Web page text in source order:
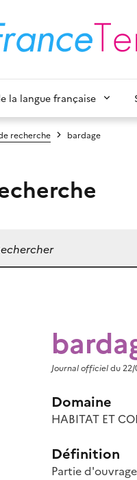
la langue française
recherche bardage
Journal officieldu 22/
Domaine
HABITAT ET
Définition
Partie